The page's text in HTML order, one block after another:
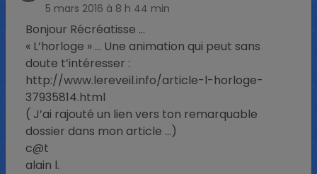
5 mars 2016 à 8 h 44 min
Bonjour Récréatisse …
« L’horloge » … Une animation qui peut sans
doute t’intéresser :
http://www.lereveil.info/article-l-horloge-
37935814.html
( J’ai rajouté un lien vers ton remarquable
dossier dans mon article …)
c@t
alain l.